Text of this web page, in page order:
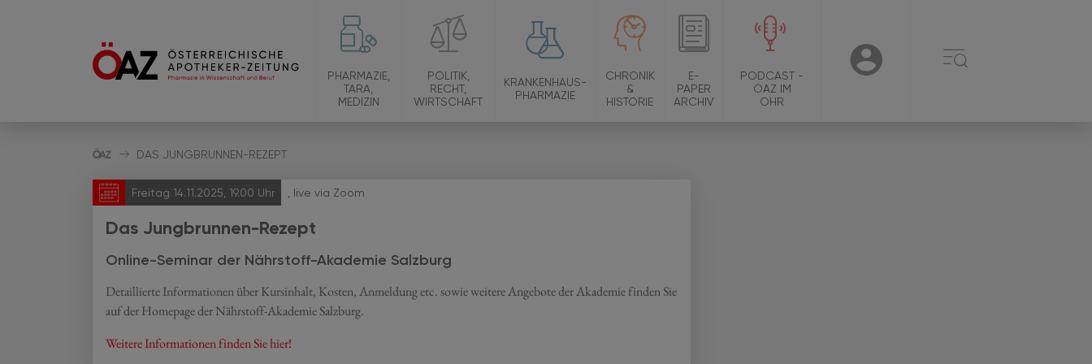
PHARMAZIE,
TARA,
MEDIZIN
POLITIK,
RECHT,
WIRTSCHAFT
KRANKENHAUS-
PHARMAZIE
CHRONIK
&
HISTORIE
E-
PAPER
ARCHIV
PODCAST -
ÖAZ IM
OHR
USER ☰
DAS JUNGBRUNNEN-REZEPT
Freitag 14.11.2025, 19.00 Uhr , live via Zoom
Das Jungbrunnen-Rezept
Online-Seminar der Nährstoff-Akademie Salzburg
Detaillierte Informationen über Kursinhalt, Kosten, Anmeldung etc. sowie weitere Angebote der Akademie finden Sie
auf der Homepage der Nährstoff-Akademie Salzburg.
Weitere Informationen finden Sie hier!